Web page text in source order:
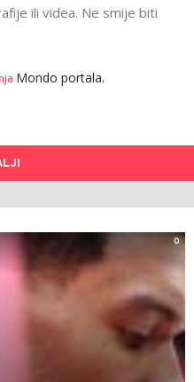
ili videa. Ne smije biti
Mondo portala.
0